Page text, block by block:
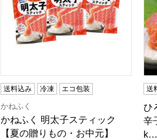
送料込み 冷凍 エコ包装
かねふく
かねふく 明太子スティック
【夏の贈りもの・お中元】
送
ひ
辛
k…